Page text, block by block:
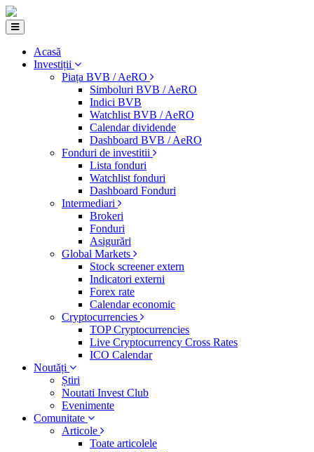
Acasă
Investiții
Piața BVB / AeRO
Simboluri BVB / AeRO
Indici BVB
Watchlist BVB / AeRO
Calendar dividende
Dashboard BVB / AeRO
Fonduri de investitii
Lista fonduri
Watchlist fonduri
Dashboard Fonduri
Intermediari
Brokeri
Fonduri
Asigurări
Global Markets
Stock screener extern
Indicatori externi
Forex rate
Calendar economic
Cryptocurrencies
TOP Cryptocurrencies
Live Cryptocurrency Cross Rates
ICO Calendar
Noutăți
Știri
Noutati Invest Club
Evenimente
Comunitate
Articole
Toate articolele